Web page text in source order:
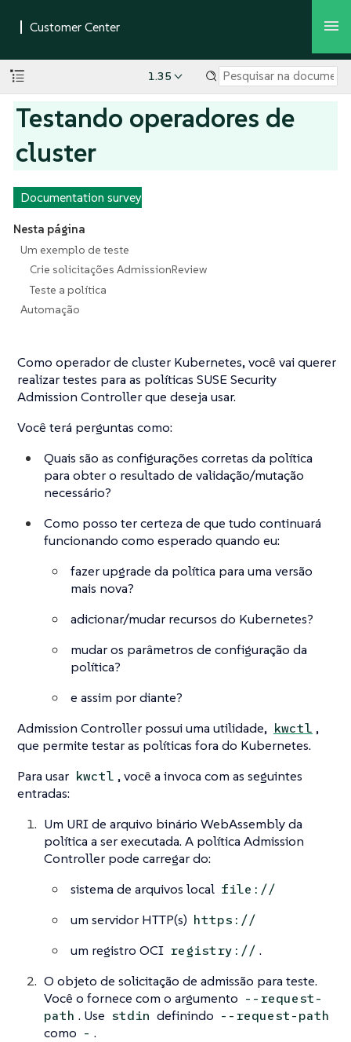
1.35
Testando operadores de
cluster
Documentation survey
Nesta página
Um exemplo de teste
Crie solicitações AdmissionReview
Teste a política
Automação
Como operador de cluster Kubernetes, você vai querer
realizar testes para as políticas SUSE Security
Admission Controller que deseja usar.
Você terá perguntas como:
Quais são as configurações corretas da política
para obter o resultado de validação/mutação
necessário?
Como posso ter certeza de que tudo continuará
funcionando como esperado quando eu:
fazer upgrade da política para uma versão
mais nova?
adicionar/mudar recursos do Kubernetes?
mudar os parâmetros de configuração da
política?
e assim por diante?
Admission Controller possui uma utilidade, kwctl ,
que permite testar as políticas fora do Kubernetes.
Para usar kwctl , você a invoca com as seguintes
entradas:
Um URI de arquivo binário WebAssembly da
política a ser executada. A política Admission
Controller pode carregar do:
sistema de arquivos local file://
um servidor HTTP(s) https://
um registro OCI registry:// .
O objeto de solicitação de admissão para teste.
Você o fornece com o argumento --request-
path . Use stdin definindo --request-path
como - .